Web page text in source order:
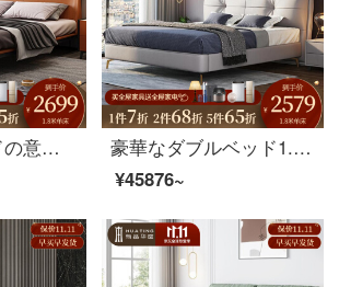
高級華庭ベッドの意味式があります。極めて簡単で、真皮のベッドは現代で約1.8メートルの大気ins風です。北欧の新しい豪華な主な寝室の小型の軟包皮の結婚ベッドは1.8シングルベッドです。
豪華なダブルベッド1.5メートルの近代的なシンプルなスタイルのメインベッドの皮のアートベッド+ココナッツのベッドマット+ベッドの頭台の1.5メートルのサポートのモデル
¥45876~